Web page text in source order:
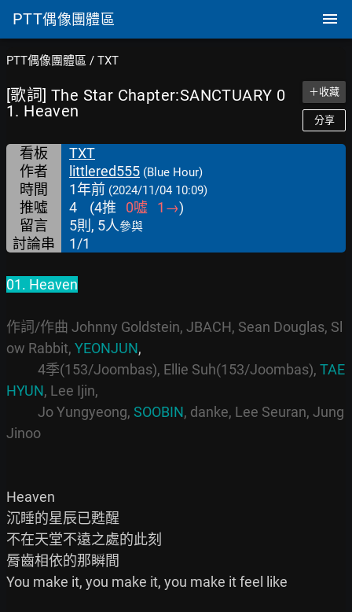
PTT偶像團體區
PTT偶像團體區 / TXT
[歌詞] The Star Chapter:SANCTUARY 0
1. Heaven
＋收藏
分享
看板
TXT
作者
littlered555 (Blue Hour)
時間 1年前 (2024/11/04 10:09)
推噓 4 (4推 0噓 1 →)
留言
5則, 5人參與
討論串 1/1
01. Heaven
作詞/作曲 Johnny Goldstein, JBACH, Sean Douglas, Sl
ow Rabbit, YEONJUN,
4季(153/Joombas), Ellie Suh(153/Joombas), TAE
HYUN, Lee Ijin,
Jo Yungyeong, SOOBIN, danke, Lee Seuran, Jung
Jinoo
Heaven
沉睡的星辰已甦醒
不在天堂不遠之處的此刻
脣齒相依的那瞬間
You make it, you make it, you make it feel like